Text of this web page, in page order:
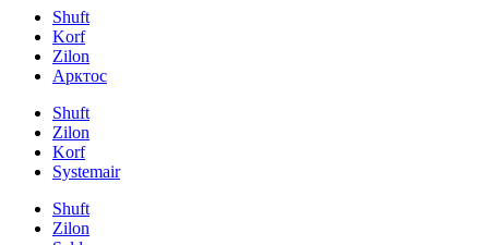
Shuft
Korf
Zilon
Арктос
Shuft
Zilon
Korf
Systemair
Shuft
Zilon